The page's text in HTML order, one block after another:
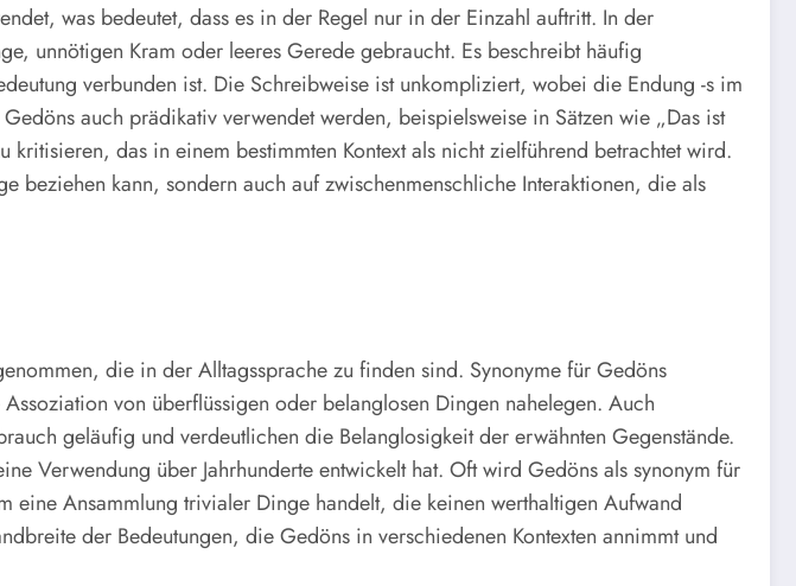
was bedeutet, dass es in der Regel nur in der Einzahl auftritt. In der
unnötigen Kram oder leeres Gerede gebraucht. Es beschreibt häufig
verbunden ist. Die Schreibweise ist unkompliziert, wobei die Endung -s im
auch prädikativ verwendet werden, beispielsweise in Sätzen wie „Das ist
das in einem bestimmten Kontext als nicht zielführend betrachtet wird.
kann, sondern auch auf zwischenmenschliche Interaktionen, die als
die in der Alltagssprache zu finden sind. Synonyme für Gedöns
von überflüssigen oder belanglosen Dingen nahelegen. Auch
geläufig und verdeutlichen die Belanglosigkeit der erwähnten Gegenstände.
Verwendung über Jahrhunderte entwickelt hat. Oft wird Gedöns als synonym für
eine Ansammlung trivialer Dinge handelt, die keinen werthaltigen Aufwand
der Bedeutungen, die Gedöns in verschiedenen Kontexten annimmt und